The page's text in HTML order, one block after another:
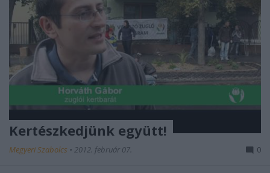
Kertészkedjünk együtt!
Megyeri Szabolcs • 2012. február 07. 0